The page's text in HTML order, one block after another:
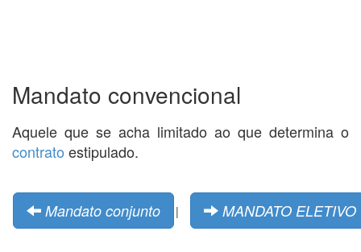
Mandato convencional
Aquele que se acha limitado ao que determina o
contrato estipulado.
Mandato conjunto | MANDATO ELETIVO